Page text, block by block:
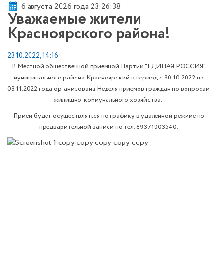
6 августа 2026 года 23:26:38
Уважаемые жители
Красноярского района!
23.10.2022, 14:16
В Местной общественной приемной Партии "ЕДИНАЯ РОССИЯ"
муниципального района Красноярский в период с 30.10.2022 по
03.11.2022 года организована Неделя приемов граждан по вопросам
жилищно-коммунального хозяйства.
Прием будет осуществляться по графику в удаленном режиме по
предварительной записи по тел. 89371003540.